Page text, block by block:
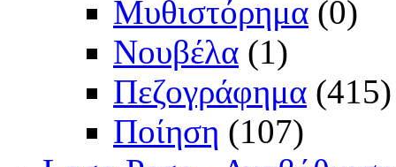
Μυθιστόρημα (0)
Νουβέλα (1)
Πεζογράφημα (415)
Ποίηση (107)